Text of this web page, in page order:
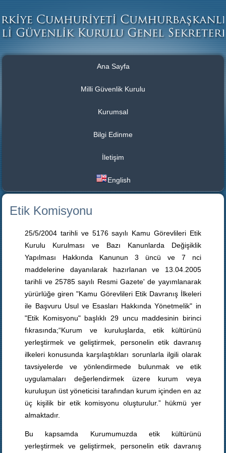
Ana Sayfa
Milli Güvenlik Kurulu
Kurumsal
Bilgi Edinme
İletişim
English
Etik Komisyonu
25/5/2004 tarihli ve 5176 sayılı Kamu Görevlileri Etik
Kurulu Kurulması ve Bazı Kanunlarda Değişiklik
Yapılması Hakkında Kanunun 3 üncü ve 7 nci
maddelerine dayanılarak hazırlanan ve 13.04.2005
tarihli ve 25785 sayılı Resmi Gazete' de yayımlanarak
yürürlüğe giren "Kamu Görevlileri Etik Davranış İlkeleri
ile Başvuru Usul ve Esasları Hakkında Yönetmelik" in
"Etik Komisyonu" başlıklı 29 uncu maddesinin birinci
fıkrasında;“Kurum ve kuruluşlarda, etik kültürünü
yerleştirmek ve geliştirmek, personelin etik davranış
ilkeleri konusunda karşılaştıkları sorunlarla ilgili olarak
tavsiyelerde ve yönlendirmede bulunmak ve etik
uygulamaları değerlendirmek üzere kurum veya
kuruluşun üst yöneticisi tarafından kurum içinden en az
üç kişilik bir etik komisyonu oluşturulur.” hükmü yer
almaktadır.
Bu kapsamda Kurumumuzda etik kültürünü
yerleştirmek ve geliştirmek, personelin etik davranış